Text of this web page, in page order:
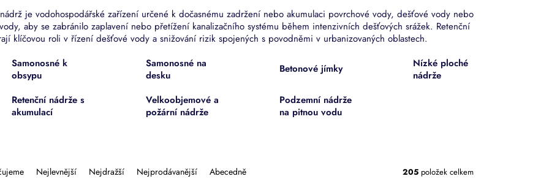
je vodohospodářské zařízení určené k dočasnému zadržení nebo akumulaci povrchové vody, dešťové vody nebo
aby se zabránilo zaplavení nebo přetížení kanalizačního systému během intenzivních dešťových srážek. Retenční
klíčovou roli v řízení dešťové vody a snižování rizik spojených s povodněmi v urbanizovaných oblastech.
Samonosné k
obsypu
Samonosné na
desku
Betonové jímky
Nízké ploché
nádrže
Retenční nádrže s
akumulací
Velkoobjemové a
požární nádrže
Podzemní nádrže
na pitnou vodu
Nejlevnější Nejdražší Nejprodávanější Abecedně 205 položek celkem